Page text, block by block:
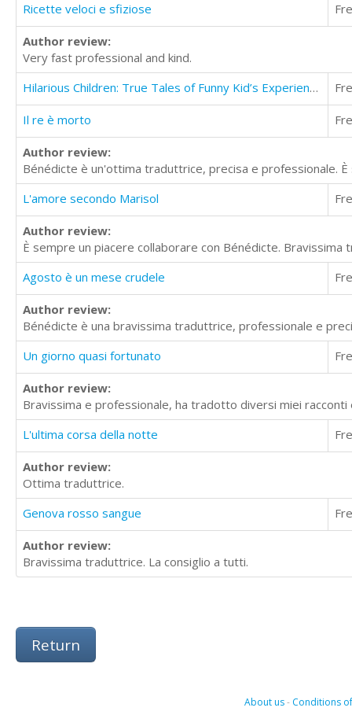
Ricette veloci e sfiziose
Author review:
Very fast professional and kind.
Hilarious Children: True Tales of Funny Kid’s Experiences
Il re è morto
Author review:
Bénédicte è un'ottima traduttrice, precisa e professionale.
L'amore secondo Marisol
Author review:
È sempre un piacere collaborare con Bénédicte.
Agosto è un mese crudele
Author review:
Bénédicte è una bravissima traduttrice, professionale e
Un giorno quasi fortunato
Author review:
Bravissima e professionale, ha tradotto diversi miei
L'ultima corsa della notte
Author review:
Ottima traduttrice.
Genova rosso sangue
Author review:
Bravissima traduttrice. La consiglio a tutti.
Return
About us- Conditions